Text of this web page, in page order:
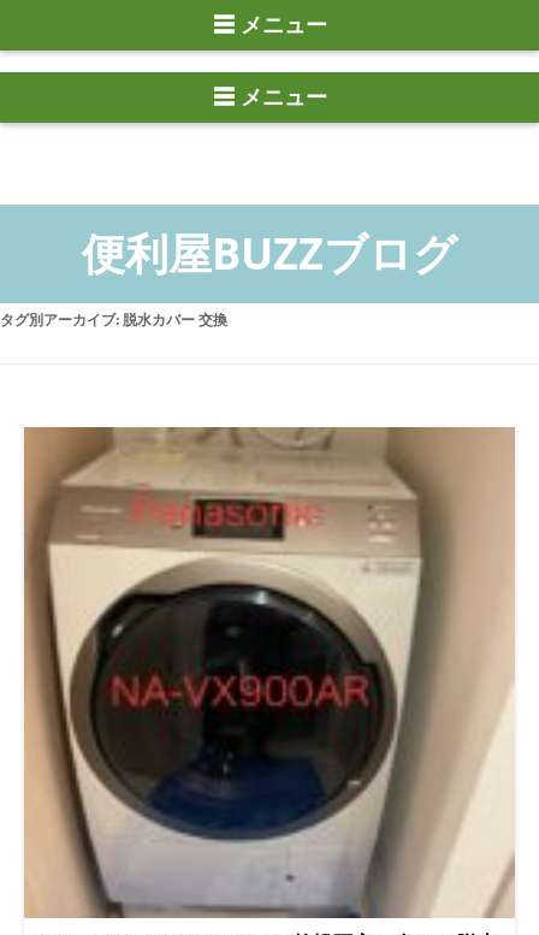
☰ メニュー
タグ別アーカイブ: 脱水カバー 交換